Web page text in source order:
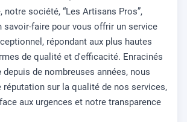
notre société, “Les Artisans Pros”,
savoir-faire pour vous offrir un service
répondant aux plus hautes
de qualité et d'efficacité. Enracinés
depuis de nombreuses années, nous
réputation sur la qualité de nos services,
aux urgences et notre transparence